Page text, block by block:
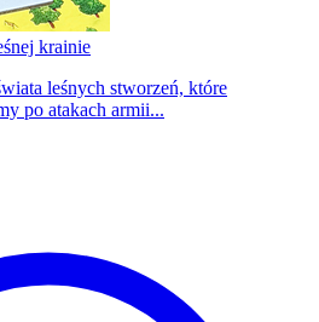
krainie
leśnych stworzeń, które
po atakach armii...